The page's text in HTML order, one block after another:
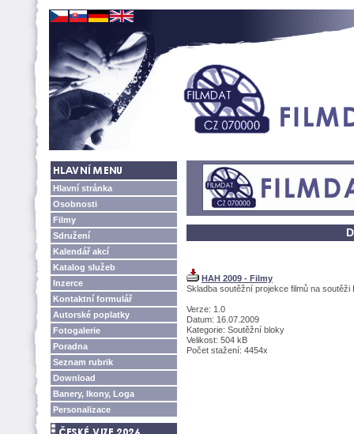
Hlavní stránka
Osobnosti
Filmy
Sdružení
Kalendář akcí
Katalog služeb
Inzerce
Kontaktní formulář
Autorské poplatky
Fotogalerie
Poradna
Seznam rubrik
Download
Banery, Ikony, Loga
Personalizace
HAH 2009 - Filmy
Skladba soutěžní projekce filmů na soutěži
Verze: 1.0
Datum: 16.07.2009
Kategorie: Soutěžní bloky
Velikost: 504 kB
Počet stažení: 4454x